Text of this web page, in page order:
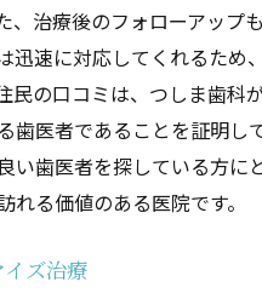
、治療後のフォローアップ
迅速に対応してくれるため
民の口コミは、つしま歯科
歯医者であることを証明し
い歯医者を探している方に
れる価値のある医院です。
ズ治療